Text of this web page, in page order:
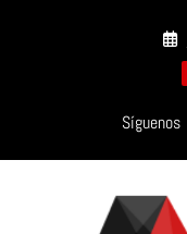
Síguenos